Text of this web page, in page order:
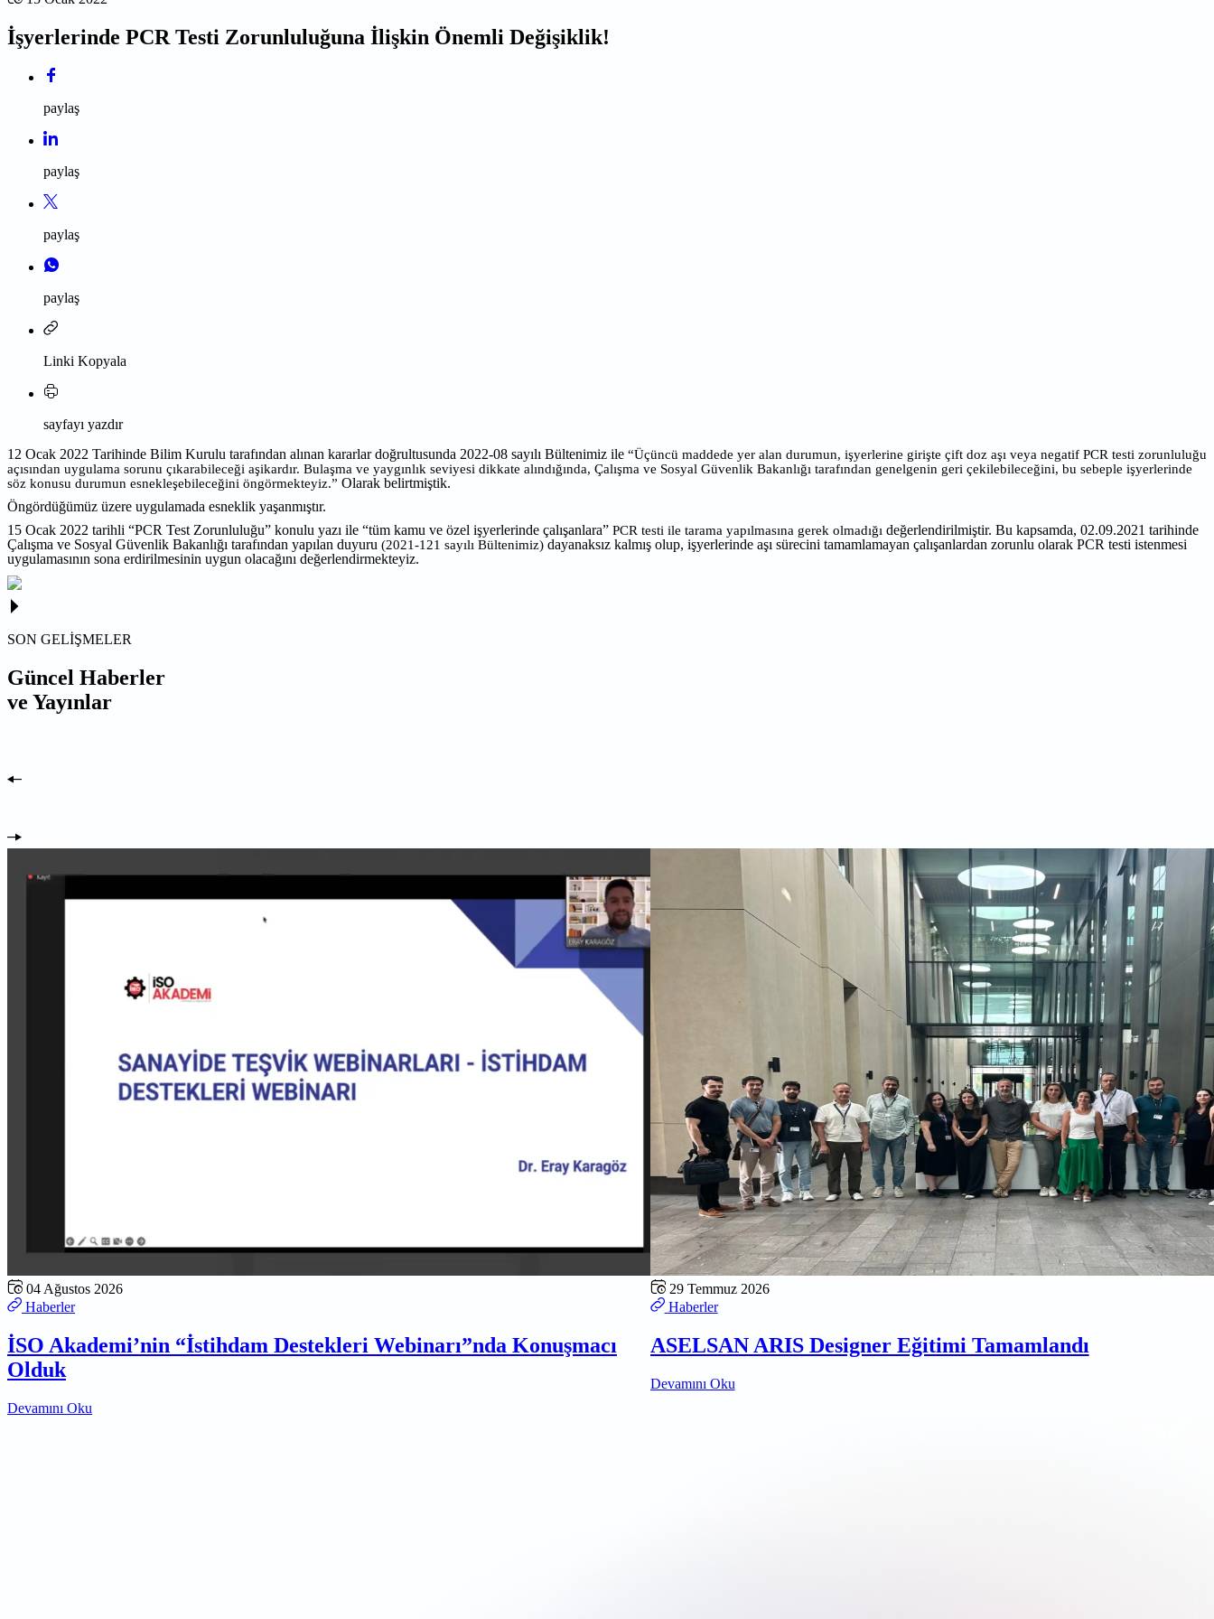
İşyerlerinde PCR Testi Zorunluluğuna İlişkin Önemli Değişiklik!
paylaş
paylaş
paylaş
paylaş
Linki Kopyala
sayfayı yazdır
12 Ocak 2022 Tarihinde Bilim Kurulu tarafından alınan kararlar doğrultusunda 2022-08 sayılı Bültenimiz ile “Üçüncü maddede yer alan durumun, işyerlerine girişte çift doz aşı veya negatif PCR testi zorunluluğu
açısından uygulama sorunu çıkarabileceği aşikardır. Bulaşma ve yaygınlık seviyesi dikkate alındığında, Çalışma ve Sosyal Güvenlik Bakanlığı tarafından genelgenin geri çekilebileceğini, bu sebeple işyerlerinde
söz konusu durumun esnekleşebileceğini öngörmekteyiz.” Olarak belirtmiştik.
Öngördüğümüz üzere uygulamada esneklik yaşanmıştır.
15 Ocak 2022 tarihli “PCR Test Zorunluluğu” konulu yazı ile “tüm kamu ve özel işyerlerinde çalışanlara” PCR testi ile tarama yapılmasına gerek olmadığı değerlendirilmiştir. Bu kapsamda, 02.09.2021 tarihinde
Çalışma ve Sosyal Güvenlik Bakanlığı tarafından yapılan duyuru (2021-121 sayılı Bültenimiz) dayanaksız kalmış olup, işyerlerinde aşı sürecini tamamlamayan çalışanlardan zorunlu olarak PCR testi istenmesi
uygulamasının sona erdirilmesinin uygun olacağını değerlendirmekteyiz.
SON GELİŞMELER
Güncel Haberler
ve Yayınlar
04 Ağustos 2026
Haberler
İSO Akademi’nin “İstihdam Destekleri Webinarı”nda Konuşmacı
Olduk
Devamını Oku
29 Temmuz 2026
Haberler
ASELSAN ARIS Designer Eğitimi Tamamlandı
Devamını Oku